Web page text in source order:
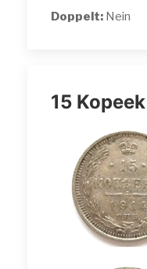
Doppelt: Nein
15 Kopeek